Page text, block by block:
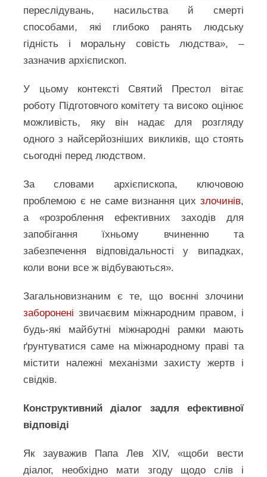
переслідувань, насильства й смерті
способами, які глибоко ранять людську
гідність і моральну совість людства», –
зазначив архієпископ.
У цьому контексті Святий Престол вітає
роботу Підготовчого комітету та високо оцінює
можливість, яку він надає для розгляду
одного з найсерйозніших викликів, що стоять
сьогодні перед людством.
За словами архієпископа, ключовою
проблемою є не саме визнання цих злочинів,
а «розроблення ефективних заходів для
запобігання їхньому вчиненню та
забезпечення відповідальності у випадках,
коли вони все ж відбуваються».
Загальновизнаним є те, що воєнні злочини
заборонені звичаєвим міжнародним правом, і
будь-які майбутні міжнародні рамки мають
ґрунтуватися саме на міжнародному праві та
містити належні механізми захисту жертв і
свідків.
Конструктивний діалог задля ефективної
відповіді
Як зауважив Папа Лев XIV, «щоби вести
діалог, необхідно мати згоду щодо слів і